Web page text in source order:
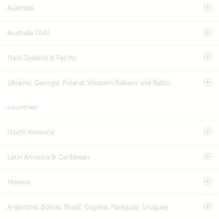
Australia
Australia (WA)
New Zealand & Pacific
Ukraine, Georgia, Poland, Western Balkans and Baltic
countries
North America
Latin America & Caribbean
Mexico
Argentina, Bolivia, Brazil, Guyana, Paraguay, Uruguay